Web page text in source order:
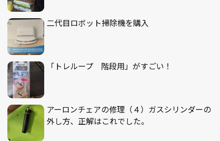
二代目ロボット掃除機を購入
「トレループ 階段用」がすごい！
アーロンチェアの修理（４）ガスシリンダーの
外し方、正解はこれでした。